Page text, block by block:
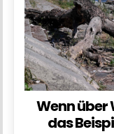
Wenn über
das